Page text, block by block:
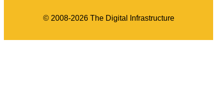
© 2008-2026 The Digital Infrastructure